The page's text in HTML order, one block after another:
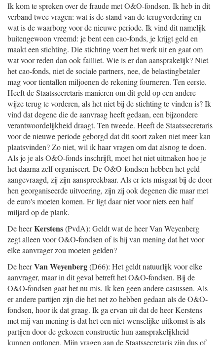
Ik kom te spreken over de fraude met O&O-fondsen. Ik heb in dit
verband twee vragen: wat is de stand van de terugvordering en
wat is de waarborg voor de nieuwe periode. Ik vind dit namelijk
buitengewoon vreemd: je bent een cao-fonds, je krijgt geld en
maakt een stichting. Die stichting voert het werk uit en gaat om
wat voor reden dan ook failliet. Wie is er dan aansprakelijk? Niet
het cao-fonds, niet de sociale partners, nee, de belastingbetaler
mag voor tientallen miljoenen de rekening fourneren. Ten eerste.
Heeft de Staatssecretaris manieren om dit geld op een andere
wijze terug te vorderen, als het niet bij de stichting te vinden is? Ik
vind dat degene die de aanvraag heeft gedaan, een bijzondere
verantwoordelijkheid draagt. Ten tweede. Heeft de Staatssecretaris
voor de nieuwe periode geborgd dat dit soort zaken niet meer kan
plaatsvinden? Zo niet, wil ik haar vragen om dat alsnog te doen.
Als je je als O&O-fonds inschrijft, moet het niet uitmaken hoe je
het daarna zelf organiseert. De O&O-fondsen hebben het geld
aangevraagd, zij zijn aanspreekbaar. Als er iets misgaat bij de door
hen georganiseerde uitvoering, zijn zij ook degenen die maar met
de euro's moeten komen. Er ligt daar niet voor niets een half
miljard op de plank.
De heerKerstens(PvdA): Geldt wat de heer Van Weyenberg
zegt alleen voor O&O-fondsen of is hij van mening dat het voor
elke aanvrager zou moeten gelden?
De heerVan Weyenberg(D66): Het geldt natuurlijk voor elke
aanvrager, maar in dit geval betreft het O&O-fondsen. Bij de
O&O-fondsen gaat het nu mis. Ik ken geen andere casussen. Als
er andere partijen zijn die het net zo hebben gedaan als de O&O-
fondsen, hoor ik dat graag. Ik ga ervan uit dat de heer Kerstens
met mij van mening is dat het een niet-wenselijke uitkomst is als
partijen door de gekozen constructie hun aansprakelijkheid
kunnen ontlopen. Mijn vragen aan de Staatssecretaris zijn dus of